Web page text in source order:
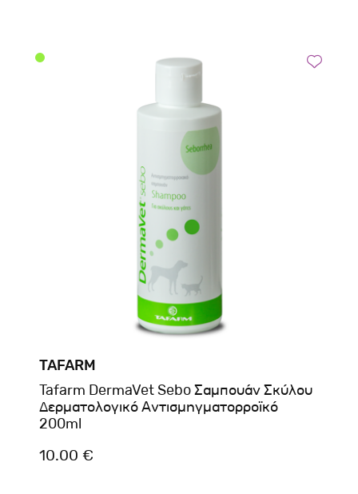
TAFARM
Tafarm DermaVet Sebo Σαμπουάν Σκύλου
Δερματολογικό Αντισμηγματορροϊκό
200ml
10.00 €